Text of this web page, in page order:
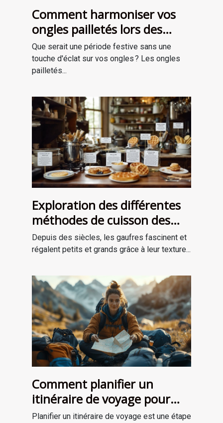
Comment harmoniser vos
ongles pailletés lors des
fêtes ?
Que serait une période festive sans une
touche d'éclat sur vos ongles ? Les ongles
pailletés...
Exploration des différentes
méthodes de cuisson des
gaufres à travers les âges
Depuis des siècles, les gaufres fascinent et
régalent petits et grands grâce à leur texture...
Comment planifier un
itinéraire de voyage pour
une aventure mémorable
Planifier un itinéraire de voyage est une étape